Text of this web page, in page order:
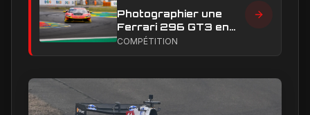
Photographier une
Ferrari 296 GT3 en
action : construire une
COMPÉTITION